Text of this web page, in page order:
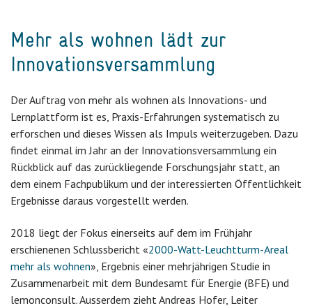
Mehr als wohnen lädt zur
Innovationsversammlung
Der Auftrag von mehr als wohnen als Innovations- und
Lernplattform ist es, Praxis-Erfahrungen systematisch zu
erforschen und dieses Wissen als Impuls weiterzugeben. Dazu
findet einmal im Jahr an der Innovationsversammlung ein
Rückblick auf das zurückliegende Forschungsjahr statt, an
dem einem Fachpublikum und der interessierten Öffentlichkeit
Ergebnisse daraus vorgestellt werden.
2018 liegt der Fokus einerseits auf dem im Frühjahr
erschienenen Schlussbericht «2000-Watt-Leuchtturm-Areal
mehr als wohnen», Ergebnis einer mehrjährigen Studie in
Zusammenarbeit mit dem Bundesamt für Energie (BFE) und
lemonconsult. Ausserdem zieht Andreas Hofer, Leiter